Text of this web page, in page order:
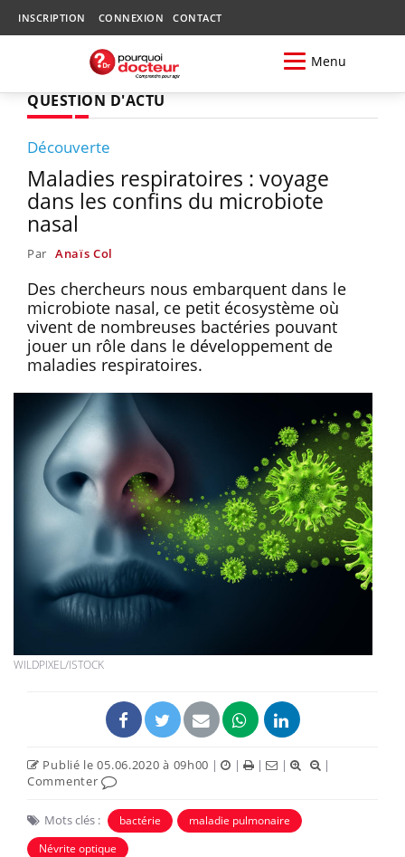
INSCRIPTION CONNEXION CONTACT
Menu
QUESTION D'ACTU
Découverte
Maladies respiratoires : voyage
dans les confins du microbiote
nasal
Par Anaïs Col
Des chercheurs nous embarquent dans le
microbiote nasal, ce petit écosystème où
vivent de nombreuses bactéries pouvant
jouer un rôle dans le développement de
maladies respiratoires.
WILDPIXEL/ISTOCK
Publié le 05.06.2020 à 09h00 | | | |
|
Commenter
Mots clés : bactérie
maladie pulmonaire
Névrite optique